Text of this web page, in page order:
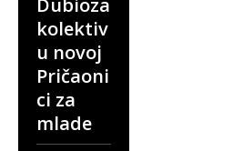
kolektiv
u novoj
Pričaoni
ci za
mlade